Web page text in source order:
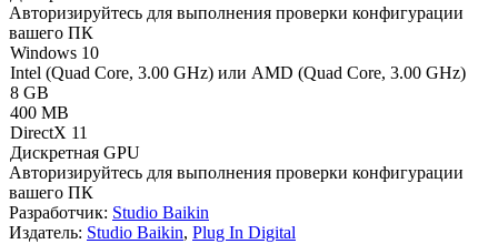
Авторизируйтесь для выполнения проверки конфигурации
вашего ПК
Windows 10
Intel (Quad Core, 3.00 GHz) или AMD (Quad Core, 3.00 GHz)
8 GB
400 MB
DirectX 11
Дискретная GPU
Авторизируйтесь для выполнения проверки конфигурации
вашего ПК
Разработчик: Studio Baikin
Издатель: Studio Baikin, Plug In Digital